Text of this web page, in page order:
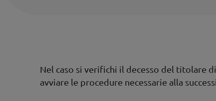
Nel caso si verifichi il decesso del titolare
avviare le procedure necessarie alla